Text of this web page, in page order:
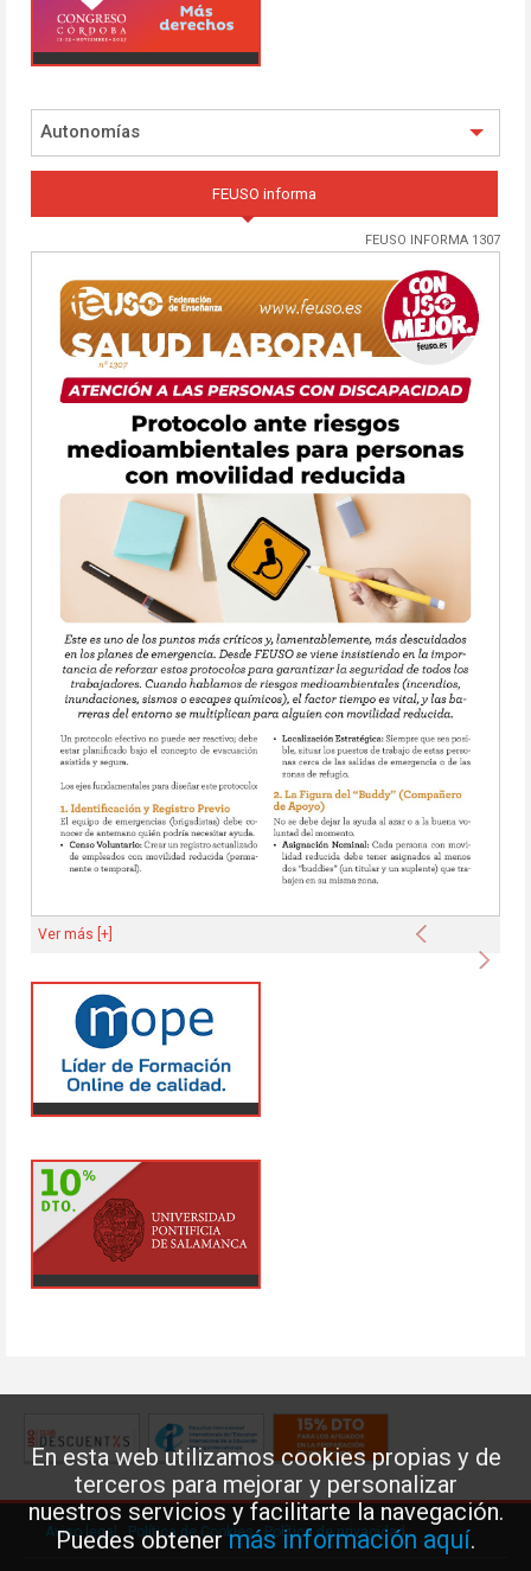
En esta web utilizamos cookies propias y de
terceros para mejorar y personalizar
nuestros servicios y facilitarte la navegación.
Puedes obtenermás información aquí.
Autonomías
FEUSO informa
FEUSO INFORMA 1307
Anterior
Ver más [+]
Aviso legal·Política de Cookies·Política de privacidad